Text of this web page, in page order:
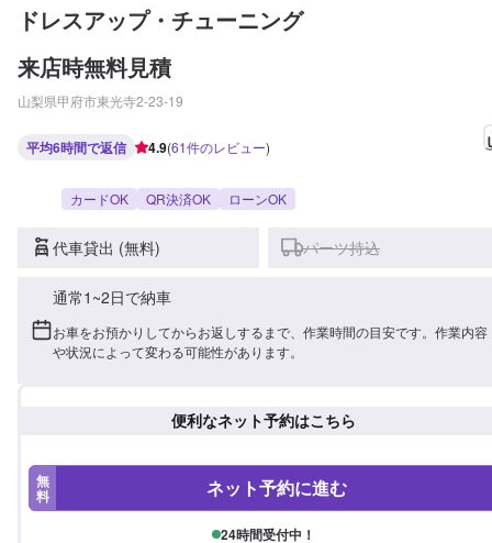
ドレスアップ・チューニング
来店時無料見積
山梨県甲府市東光寺2-23-19
平均6時間で返信 4.9(61件のレビュー)
カードOK QR決済OK ローンOK
代車貸出 (無料) パーツ持込
通常1~2日で納車
お車をお預かりしてからお返しするまで、作業時間の目安です。作業内容
や状況によって変わる可能性があります。
便利なネット予約はこちら
無
料 ネット予約に進む
24時間受付中！